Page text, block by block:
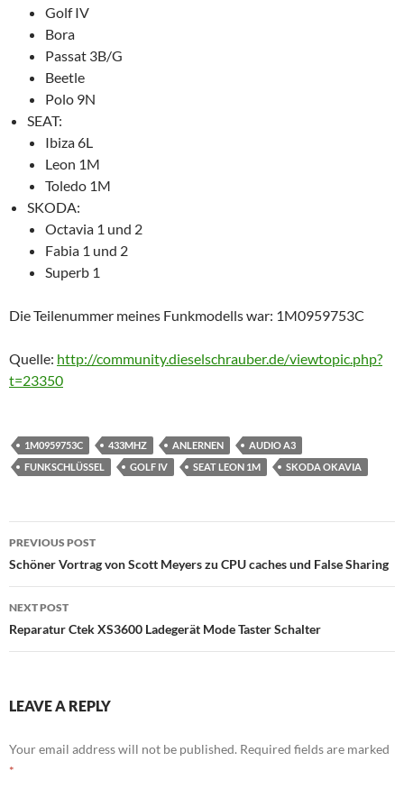
Golf IV
Bora
Passat 3B/G
Beetle
Polo 9N
SEAT:
Ibiza 6L
Leon 1M
Toledo 1M
SKODA:
Octavia 1 und 2
Fabia 1 und 2
Superb 1
Die Teilenummer meines Funkmodells war: 1M0959753C
Quelle: http://community.dieselschrauber.de/viewtopic.php?
t=23350
1M0959753C 433MHZ ANLERNEN
AUDIO A3
FUNKSCHLÜSSEL
GOLF IV SEAT LEON 1M SKODA OKAVIA
Post
navigation
PREVIOUS POST
Schöner Vortrag von Scott Meyers zu CPU caches und False Sharing
NEXT POST
Reparatur Ctek XS3600 Ladegerät Mode Taster Schalter
LEAVE A REPLY
Your email address will not be published. Required fields are marked
*